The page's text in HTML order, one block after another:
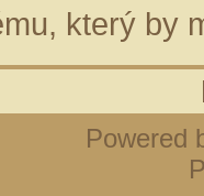
který by
Powered